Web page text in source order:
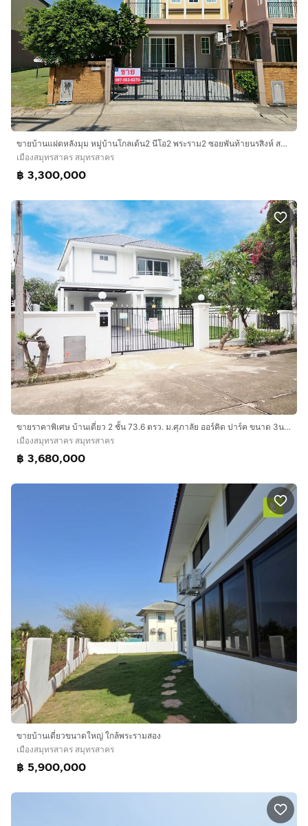
ขายบ้านแฝดหลังมุม หมู่บ้านโกลเด้น2 นีโอ2 พระราม2 ซอยพันท้ายนรสิงห์ สมุทรสาคร เข้าจากถนนพระราม 2 เพียง 900 เมตร
เมืองสมุทรสาคร สมุทรสาคร
฿ 3,300,000
ขายราคาพิเศษ บ้านเดี่ยว 2 ชั้น 73.6 ตรว. ม.ศุภาลัย ออร์คิด ปาร์ค ขนาด 3นอน 3น้ำ บ้านหลังใหญ่ ทำเลดีต้นโครงการ ฟังชั่นดีเยี่ยม พร้อมเฟอร์
เมืองสมุทรสาคร สมุทรสาคร
฿ 3,680,000
ขายบ้านเดี่ยวขนาดใหญ่ ใกล้พระรามสอง
เมืองสมุทรสาคร สมุทรสาคร
฿ 5,900,000